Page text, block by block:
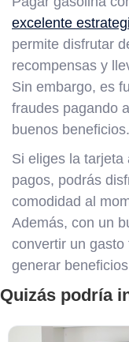
excelente
permite disfrutar
recompensas y
Sin embargo, es
fraudes pagando
buenos beneficios.
Si eliges la
pagos, podrás
comodidad al
Además, con un
convertir un
generar
Quizás podría